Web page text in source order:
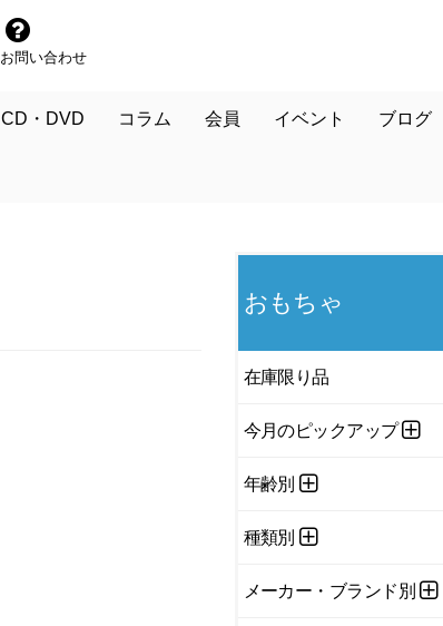
お問い合わせ
CD・DVD コラム 会員 イベント ブログ
おもちゃ
在庫限り品
今月のピックアップ
年齢別
種類別
メーカー・ブランド別